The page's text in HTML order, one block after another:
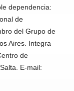
dependencia:
de
del Grupo de
Aires. Integra
de
E-mail: